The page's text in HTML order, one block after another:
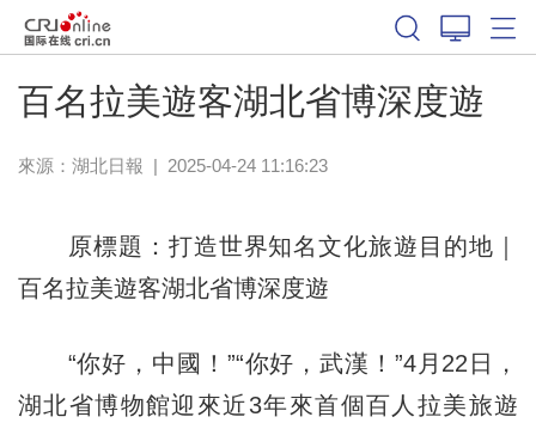
百名拉美遊客湖北省博深度遊
來源： 湖北日報 | 2025-04-24 11:16:23
原標題：打造世界知名文化旅遊目的地｜
百名拉美遊客湖北省博深度遊
“你好，中國！”“你好，武漢！”4月22日，
湖北省博物館迎來近3年來首個百人拉美旅遊